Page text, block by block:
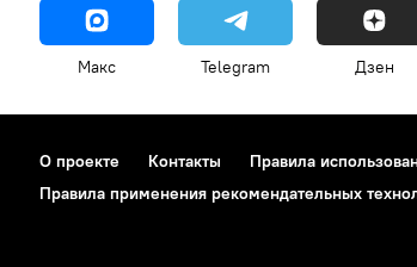
Макс Telegram Дзен
О проекте Контакты Правила
Правила применения рекомендательных